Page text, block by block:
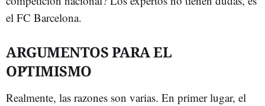
el FC Barcelona.
ARGUMENTOS PARA EL
OPTIMISMO
Realmente, las razones son varias. En primer lugar, el